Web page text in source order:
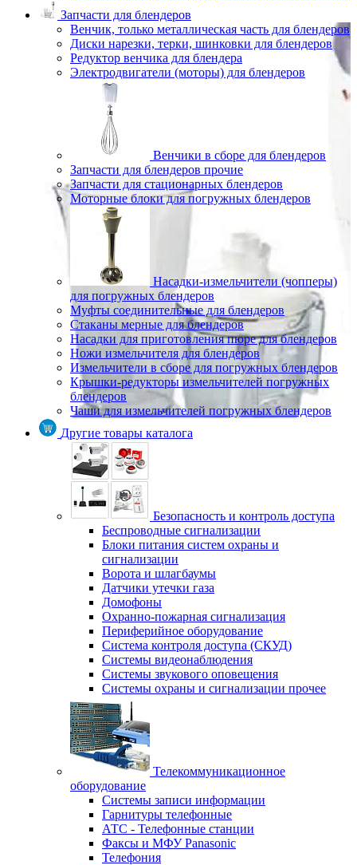
Запчасти для блендеров
Венчик, только металлическая часть для блендеров
Диски нарезки, терки, шинковки для блендеров
Редуктор венчика для блендера
Электродвигатели (моторы) для блендеров
Венчики в сборе для блендеров
Запчасти для блендеров прочие
Запчасти для стационарных блендеров
Моторные блоки для погружных блендеров
Насадки-измельчители (чопперы)
для погружных блендеров
Муфты соединительные для блендеров
Стаканы мерные для блендеров
Насадки для приготовления пюре для блендеров
Ножи измельчителя для блендеров
Измельчители в сборе для погружных блендеров
Крышки-редукторы измельчителей погружных
блендеров
Чаши для измельчителей погружных блендеров
Другие товары каталога
Безопасность и контроль доступа
Беспроводные сигнализации
Блоки питания систем охраны и
сигнализации
Ворота и шлагбаумы
Датчики утечки газа
Домофоны
Охранно-пожарная сигнализация
Периферийное оборудование
Система контроля доступа (СКУД)
Системы видеонаблюдения
Системы звукового оповещения
Системы охраны и сигнализации прочее
Телекоммуникационное
оборудование
Системы записи информации
Гарнитуры телефонные
АТС - Телефонные станции
Факсы и МФУ Panasonic
Телефония